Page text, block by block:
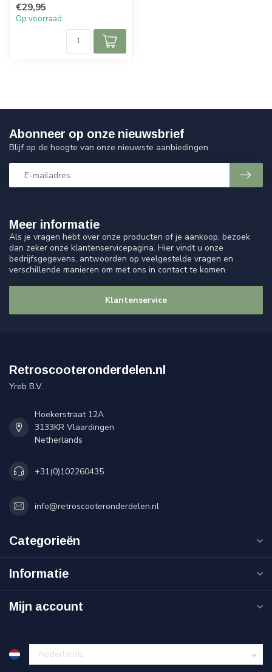
€29,95
Op voorraad
Meer informatie
Als je vragen hebt over onze producten of je aankoop, bezoek
dan zeker onze klantenservicepagina. Hier vindt u onze
bedrijfsgegevens, antwoorden op veelgestelde vragen en
verschillende manieren om met ons in contact te komen.
Klantenservice
Abonneer op onze nieuwsbrief
Blijf op de hoogte van onze nieuwste aanbiedingen
Retroscooteronderdelen.nl
Yreb B.V.
Hoekerstraat 12A
3133KR Vlaardingen
Netherlands
+31(0)102260435
info@retroscooteronderdelen.nl
Categorieën
Informatie
Mijn account